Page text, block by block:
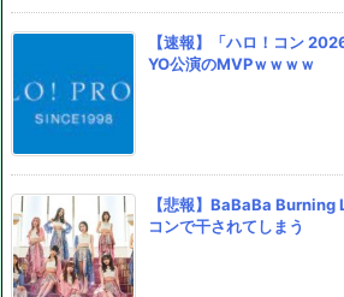
【速報】「ハロ！コン
YO公演のMVPｗｗｗｗ
【悲報】BaBaBa Burning
コンで干されてしまう